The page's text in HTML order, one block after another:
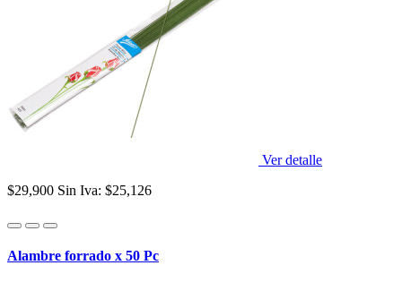
Ver detalle
$29,900 Sin Iva: $25,126
Alambre forrado x 50 Pc